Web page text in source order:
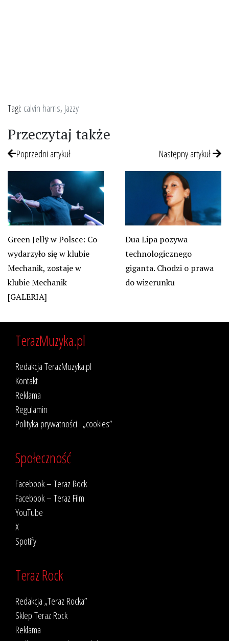
Tagi: calvin harris, Jazzy
Przeczytaj także
Poprzedni artykuł
Green Jellÿ w Polsce: Co
wydarzyło się w klubie
Mechanik, zostaje w
klubie Mechanik
[GALERIA]
Następny artykuł
Dua Lipa pozywa
technologicznego
giganta. Chodzi o prawa
do wizerunku
TerazMuzyka.pl
Redakcja TerazMuzyka.pl
Kontakt
Reklama
Regulamin
Polityka prywatności i „cookies”
Społeczność
Facebook – Teraz Rock
Facebook – Teraz Film
YouTube
X
Spotify
Teraz Rock
Redakcja „Teraz Rocka”
Sklep Teraz Rock
Reklama